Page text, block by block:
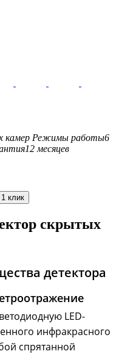
камер Режимы работы6
12 месяцев
клик
скрытых
детектора
LED-
инфракрасного
спрятанной